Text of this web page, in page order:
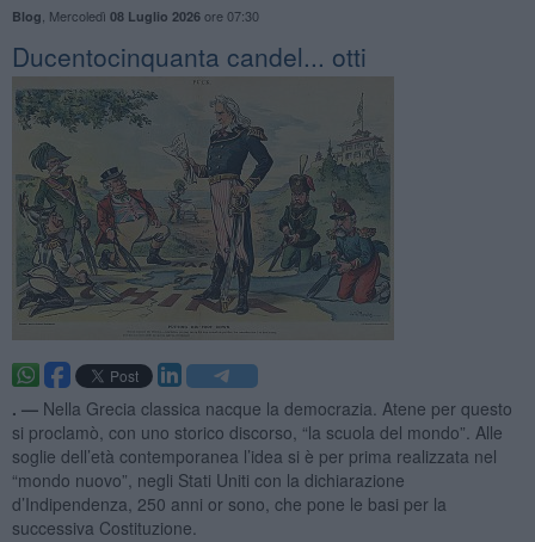
Blog Mercoledì 08 Luglio 2026ore 07:30
Ducentocinquanta candel... otti
. — Nella Grecia classica nacque la democrazia. Atene per questo
si proclamò, con uno storico discorso, “la scuola del mondo”. Alle
soglie dell’età contemporanea l’idea si è per prima realizzata nel
“mondo nuovo”, negli Stati Uniti con la dichiarazione
d’Indipendenza, 250 anni or sono, che pone le basi per la
successiva Costituzione.